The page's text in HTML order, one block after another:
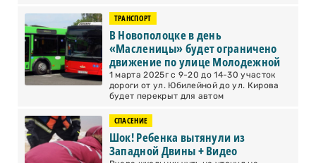
ТРАНСПОРТ
В Новополоцке в день
«Масленицы» будет ограничено
движение по улице Молодежной
1 марта 2025г с 9-20 до 14-30 участок
дороги от ул. Юбилейной до ул. Кирова
будет перекрыт для автом
СПАСЕНИЕ
Шок! Ребенка вытянули из
Западной Двины + Видео